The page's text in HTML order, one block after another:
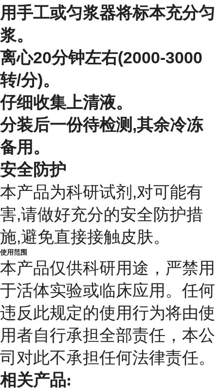
用手工或匀浆器将标本充分匀
浆。
离心20分钟左右(2000-3000
转/分)。
仔细收集上清液。
分装后一份待检测,其余冷冻
备用。
安全防护
本产品为科研试剂,对可能有
害,请做好充分的安全防护措
施,避免直接接触皮肤。
使用范围
本产品仅供科研用途，严禁用
于活体实验或临床应用。任何
违反此规定的使用行为将由使
用者自行承担全部责任，本公
司对此不承担任何法律责任。
相关产品: